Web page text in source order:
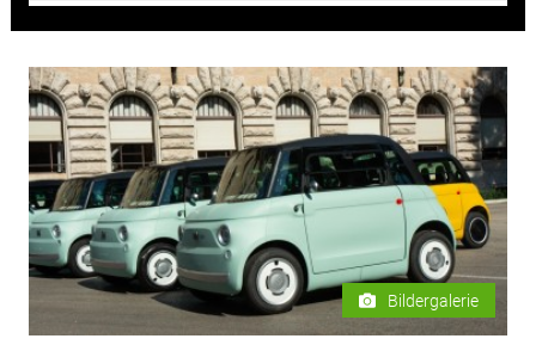
Bildergalerie